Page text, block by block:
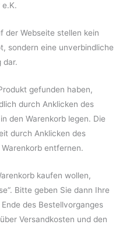
der Webseite stellen kein
sondern eine unverbindliche
dar.
gefunden haben,
durch Anklicken des
den Warenkorb legen. Die
durch Anklicken des
entfernen.
kaufen wollen,
Bitte geben Sie dann Ihre
des Bestellvorganges
Versandkosten und den